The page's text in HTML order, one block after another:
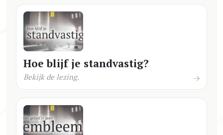
Hoe blijf je standvastig?
Bekijk de lezing.